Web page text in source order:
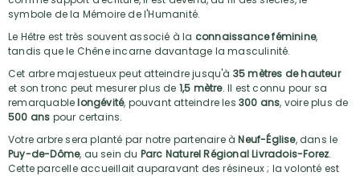
symbole de la Mémoire de l'Humanité.
Le Hêtre est très souvent associé à la connaissance féminine,
tandis que le Chêne incarne davantage la masculinité.
Cet arbre majestueux peut atteindre jusqu'à 35 mètres de hauteur
et son tronc peut mesurer plus de 1,5 mètre. Il est connu pour sa
remarquablelongévité, pouvant atteindre les300 ans, voire plus de
500 ans pour certains.
Votre arbre sera planté par notre partenaire àNeuf-Église, dans le
Puy-de-Dôme, au sein du Parc Naturel Régional Livradois-Forez.
Cette parcelle accueillait auparavant des résineux ; la volonté est